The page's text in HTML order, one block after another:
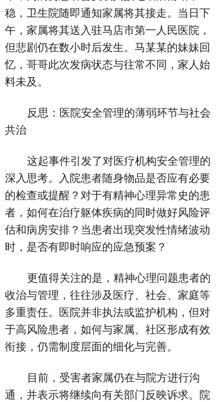
稳，卫生院随即通知家属将其接走。当日下
午，家属将其送入驻马店市第一人民医院，
但悲剧仍在数小时后发生。马某某的妹妹回
忆，哥哥此次发病状态与往常不同，家人始
料未及。
反思：医院安全管理的薄弱环节与社会
共治
这起事件引发了对医疗机构安全管理的
深入思考。入院患者随身物品是否应有必要
的检查或提醒？对于有精神心理异常史的患
者，如何在治疗躯体疾病的同时做好风险评
估和病房安排？当患者出现突发性情绪波动
时，是否有即时响应的应急预案？
更值得关注的是，精神心理问题患者的
收治与管理，往往涉及医疗、社会、家庭等
多重责任。医院并非执法或监护机构，但对
于高风险患者，如何与家属、社区形成有效
衔接，仍需制度层面的细化与完善。
目前，受害者家属仍在与院方进行沟
通，并表示将继续向有关部门反映诉求。院